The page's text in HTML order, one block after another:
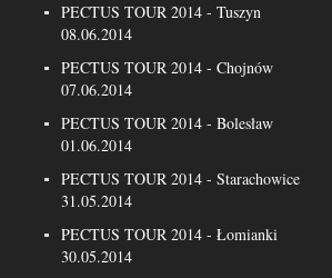
PECTUS TOUR 2014 - Tuszyn
08.06.2014
PECTUS TOUR 2014 - Chojnów
07.06.2014
PECTUS TOUR 2014 - Bolesław
01.06.2014
PECTUS TOUR 2014 - Starachowice
31.05.2014
PECTUS TOUR 2014 - Łomianki
30.05.2014